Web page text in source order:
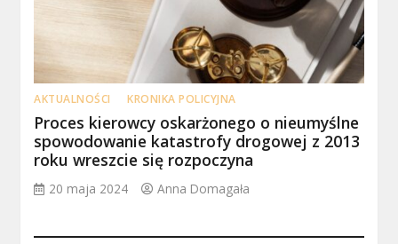
AKTUALNOŚCI KRONIKA POLICYJNA
Proces kierowcy oskarżonego o nieumyślne
spowodowanie katastrofy drogowej z 2013
roku wreszcie się rozpoczyna
20 maja 2024 Anna Domagała